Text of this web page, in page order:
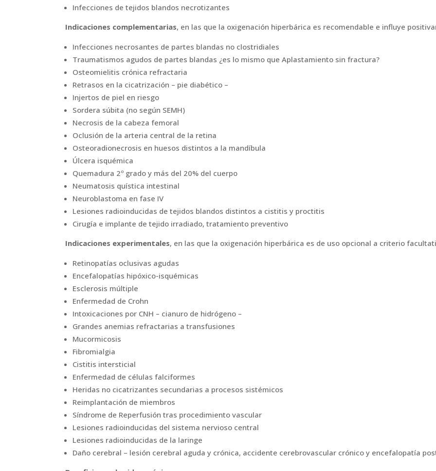
Infecciones de tejidos blandos necrotizantes
Indicaciones complementarias, en las que la oxigenación hiperbárica es recomendable e influye
Infecciones necrosantes de partes blandas no clostridiales
Traumatismos agudos de partes blandas ¿es lo mismo que Aplastamiento sin fractura?
Osteomielitis crónica refractaria
Retrasos en la cicatrización – pie diabético –
Injertos de piel en riesgo
Sordera súbita (no según SEMH)
Necrosis de la cabeza femoral
Oclusión de la arteria central de la retina
Osteoradionecrosis en huesos distintos a la mandíbula
Úlcera isquémica
Quemadura 2º grado y más del 20% del cuerpo
Neumatosis quística intestinal
Neuroblastoma en fase IV
Lesiones radioinducidas de tejidos blandos distintos a cistitis y proctitis
Cirugía e implante de tejido irradiado, tratamiento preventivo
Indicaciones experimentales, en las que la oxigenación hiperbárica es de uso opcional a criterio
Retinopatías oclusivas agudas
Encefalopatías hipóxico-isquémicas
Esclerosis múltiple
Enfermedad de Crohn
Intoxicaciones por CNH – cianuro de hidrógeno –
Grandes anemias refractarias a transfusiones
Mucormicosis
Fibromialgia
Cistitis intersticial
Enfermedad de células falciformes
Heridas no cicatrizantes secundarias a procesos sistémicos
Reimplantación de miembros
Síndrome de Reperfusión tras procedimiento vascular
Lesiones radioinducidas del sistema nervioso central
Lesiones radioinducidas de la laringe
Daño cerebral – lesión cerebral aguda y crónica, accidente cerebrovascular crónico y encefalopatía